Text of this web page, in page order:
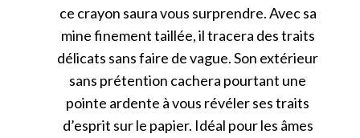
ce crayon saura vous surprendre. Avec sa
mine finement taillée, il tracera des traits
délicats sans faire de vague. Son extérieur
sans prétention cachera pourtant une
pointe ardente à vous révéler ses traits
d’esprit sur le papier. Idéal pour les âmes